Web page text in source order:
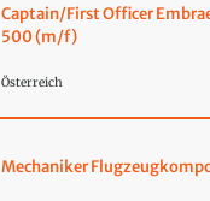
Captain/First Officer
500 (m/f)
Österreich
Mechaniker